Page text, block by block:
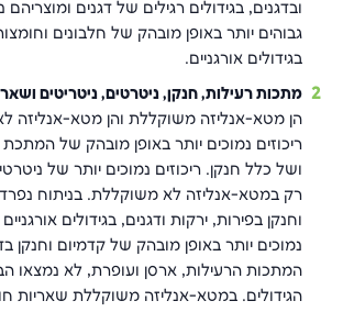
ובדגנים, בגידולים רגילים של דגנים ומוצריהם
גבוהים יותר באופן מובהק של חלבונים
בגידולים אורגניים.
מתכות רעילות, חנקן, ניטרטים, ניטריטים
הן מטא-אנליזה משוקללת והן מטא-אנליזה
ריכוזים נמוכים יותר באופן מובהק של
ושל כלל חנקן. ריכוזים נמוכים יותר של
רק במטא-אנליזה לא משוקללת. בניתוח נפרד
וחנקן בפירות, ירקות ודגנים, בגידולים
נמוכים יותר באופן מובהק של קדמיום וחנקן
המתכות הרעילות, ארסן ועופרת, לא נמצאו
הגידולים. במטא-אנליזה משוקללת שאריות